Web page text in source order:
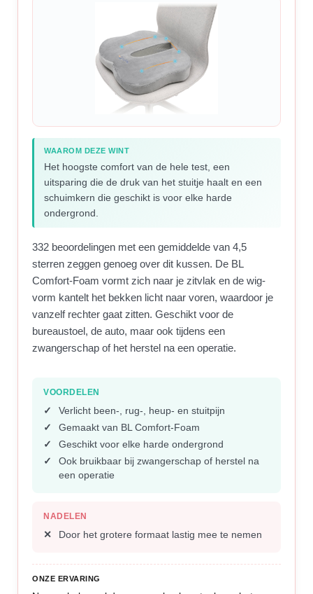
WAAROM DEZE WINT
Het hoogste comfort van de hele test, een
uitsparing die de druk van het stuitje haalt en een
schuimkern die geschikt is voor elke harde
ondergrond.
332 beoordelingen met een gemiddelde van 4,5
sterren zeggen genoeg over dit kussen. De BL
Comfort-Foam vormt zich naar je zitvlak en de wig-
vorm kantelt het bekken licht naar voren, waardoor je
vanzelf rechter gaat zitten. Geschikt voor de
bureaustoel, de auto, maar ook tijdens een
zwangerschap of het herstel na een operatie.
VOORDELEN
Verlicht been-, rug-, heup- en stuitpijn
Gemaakt van BL Comfort-Foam
Geschikt voor elke harde ondergrond
Ook bruikbaar bij zwangerschap of herstel na
een operatie
NADELEN
Door het grotere formaat lastig mee te nemen
ONZE ERVARING